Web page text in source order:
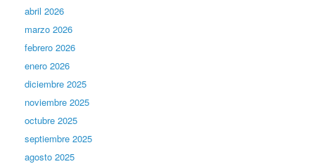
abril 2026
marzo 2026
febrero 2026
enero 2026
diciembre 2025
noviembre 2025
octubre 2025
septiembre 2025
agosto 2025